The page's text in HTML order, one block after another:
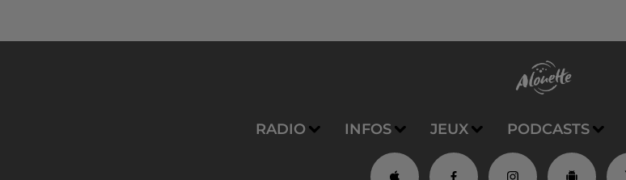
RADIO INFOS JEUX PODCASTS